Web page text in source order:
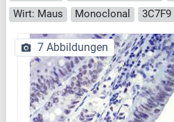
Wirt: Maus
Monoclonal 3C7F9
7 Abbildungen